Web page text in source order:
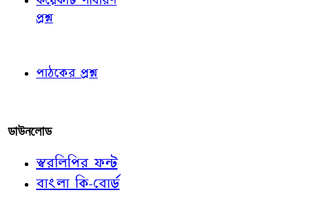
প্রশ্ন
পাঠকের প্রশ্ন
ডাউনলোড
স্বরলিপির ফন্ট
বাংলা কি-বোর্ড